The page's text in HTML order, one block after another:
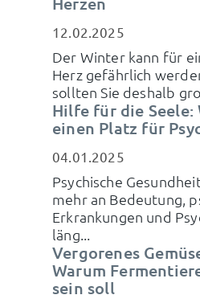
12.02.2025
Der Winter kann für
Herz gefährlich
sollten Sie deshalb
Hilfe für die Seele:
einen Platz für
04.01.2025
Psychische
mehr an Bedeutung,
Erkrankungen und
läng...
Vergorenes
Warum
sein soll